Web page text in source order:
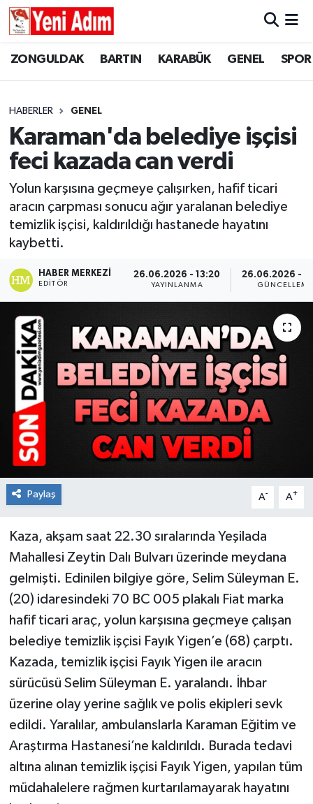
ZONGULDAK BARTIN KARABÜK GENEL SPOR
HABERLER GENEL
Karaman'da belediye işçisi
feci kazada can verdi
Yolun karşısına geçmeye çalışırken, hafif ticari
aracın çarpması sonucu ağır yaralanan belediye
temizlik işçisi, kaldırıldığı hastanede hayatını
kaybetti.
HABER MERKEZI
EDITÖR
26.06.2026 - 13:20
YAYINLANMA
26.06.2026 -
GÜNCELLEME
Paylaş A- A+
Kaza, akşam saat 22.30 sıralarında Yeşilada
Mahallesi Zeytin Dalı Bulvarı üzerinde meydana
gelmişti. Edinilen bilgiye göre, Selim Süleyman E.
(20) idaresindeki 70 BC 005 plakalı Fiat marka
hafif ticari araç, yolun karşısına geçmeye çalışan
belediye temizlik işçisi Fayık Yigen’e (68) çarptı.
Kazada, temizlik işçisi Fayık Yigen ile aracın
sürücüsü Selim Süleyman E. yaralandı. İhbar
üzerine olay yerine sağlık ve polis ekipleri sevk
edildi. Yaralılar, ambulanslarla Karaman Eğitim ve
Araştırma Hastanesi’ne kaldırıldı. Burada tedavi
altına alınan temizlik işçisi Fayık Yigen, yapılan tüm
müdahalelere rağmen kurtarılamayarak hayatını
ZONGULDAK
GÜNCEL
SİYASET
RESMİ İLAN
ZONGULDAK
GENEL
SPOR
SİYASET
SAĞLIK
GÜNCEL
RESMİ İLAN
Künye
Zonguldak Hava Durumu
Süper Lig Puan Durumu ve Fikstür
Tüm Manşetler
Son Dakika Haberleri
Haber Arşivi